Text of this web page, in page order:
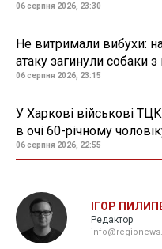
06 серпня 2026, 23:30
Не витримали вибухи:
атаку загинули собаки з
06 серпня 2026, 23:15
У Харкові військові
в очі 60-річному
06 серпня 2026, 22:55
ІГОР
Редактор